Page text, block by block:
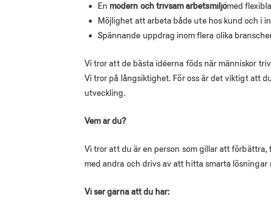
En modern och trivsam arbetsmiljömed
Möjlighet att arbeta både ute hos kund och i
Spännande uppdrag inom flera olika
Vi tror att de bästa idéerna föds när människor
Vi tror på långsiktighet. För oss är det viktigt att
utveckling.
Vem är du?
Vi tror att du är en person som gillar att
med andra och drivs av att hitta smarta lösningar
Vi ser gärna att du har: